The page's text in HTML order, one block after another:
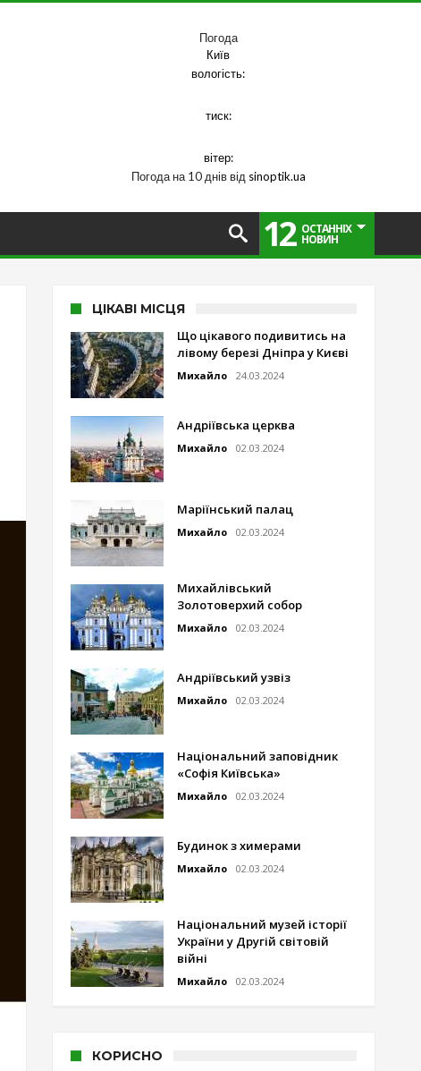
Погода
Київ
вологість:
тиск:
вітер:
Погода на 10 днів від sinoptik.ua
12 ОСТАННІХ
НОВИН
ЦІКАВІ МІСЦЯ
Що цікавого подивитись на
лівому березі Дніпра у Києві
Михайло 24.03.2024
Андріївська церква
Михайло 02.03.2024
Маріїнський палац
Михайло 02.03.2024
Михайлівський
Золотоверхий собор
Михайло 02.03.2024
Андріївський узвіз
Михайло 02.03.2024
Національний заповідник
«Софія Київська»
Михайло 02.03.2024
Будинок з химерами
Михайло 02.03.2024
Національний музей історії
України у Другій світовій
війні
Михайло 02.03.2024
КОРИСНО